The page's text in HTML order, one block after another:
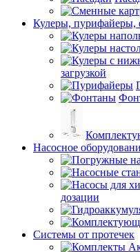
Кулеры, пурифайеры,
загрузкой
Насосное
дозации
Системы от протечек